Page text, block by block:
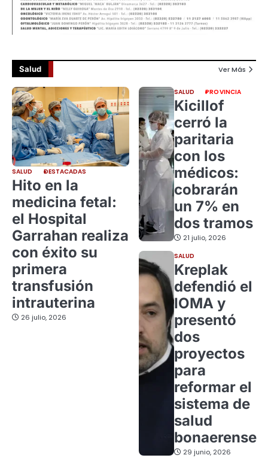
Salud Ver Más
SALUD DESTACADAS
Hito en la
medicina fetal:
el Hospital
Garrahan realiza
con éxito su
primera
transfusión
intrauterina
26 julio, 2026
SALUD PROVINCIA
Kicillof
cerró la
paritaria
con los
médicos:
cobrarán
un 7% en
dos tramos
21 julio, 2026
SALUD
Kreplak
defendió el
IOMA y
presentó
dos
proyectos
para
reformar el
sistema de
salud
bonaerense
29 junio, 2026